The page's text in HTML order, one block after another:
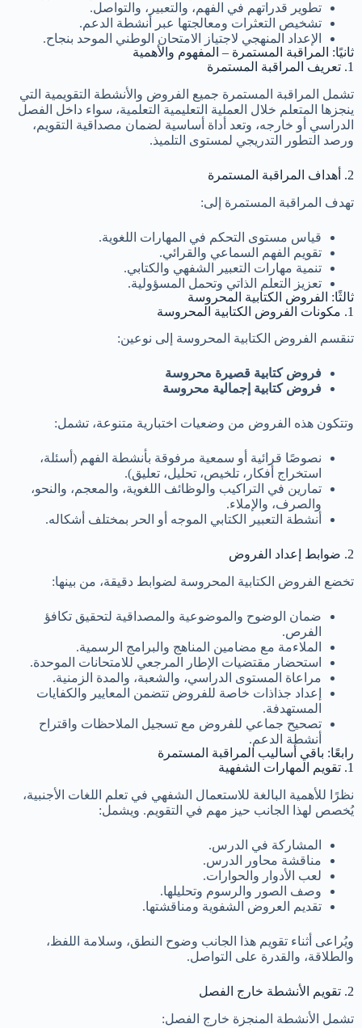
تطوير قدراتهم في الفهم، والتعبير، والتواصل.
تشخيص التعثرات ومعالجتها عبر أنشطة الدعم.
الإعداد المنهجي لاجتياز الامتحان الوطني الموحد بنجاح.
ثانيًا: المراقبة المستمرة – المفهوم والأهمية
1. تعريف المراقبة المستمرة
تشمل المراقبة المستمرة جميع الفروض والأنشطة التقويمية التي
ينجزها المتعلم خلال العملية التعليمية التعلمية، سواء داخل الفصل
الدراسي أو خارجه، وتعد أداة أساسية لضمان مصداقية التقويم،
ورصد التطور التدريجي لمستوى التلميذ.
2. أهداف المراقبة المستمرة
تهدف المراقبة المستمرة إلى:
قياس مستوى التحكم في المهارات اللغوية.
تقويم الفهم السماعي والقرائي.
تنمية مهارات التعبير الشفهي والكتابي.
تعزيز التعلم الذاتي وتحمل المسؤولية.
ثالثًا: الفروض الكتابية المحروسة
1. مكونات الفروض الكتابية المحروسة
تنقسم الفروض الكتابية المحروسة إلى نوعين:
فروض كتابية قصيرة محروسة
فروض كتابية إجمالية محروسة
وتتكون هذه الفروض من وضعيات اختبارية متنوعة، تشمل:
نصوصًا قرائية أو سمعية مرفوقة بأنشطة الفهم (أسئلة،
استخراج أفكار، تلخيص، تحليل، تعليق).
تمارين في التراكيب والوظائف اللغوية، والمعجم، والنحو،
والصرف، والإملاء.
أنشطة التعبير الكتابي الموجه أو الحر بمختلف أشكاله.
2. ضوابط إعداد الفروض
تخضع الفروض الكتابية المحروسة لضوابط دقيقة، من بينها:
ضمان الوضوح والموضوعية والمصداقية لتحقيق تكافؤ
الفرص.
الملاءمة مع مضامين المناهج والبرامج الرسمية.
استحضار مقتضيات الإطار المرجعي للامتحانات الموحدة.
مراعاة المستوى الدراسي، والشعبة، والمدة الزمنية.
إعداد جذاذات خاصة للفروض تتضمن المعايير والكفايات
المستهدفة.
تصحيح جماعي للفروض مع تسجيل الملاحظات واقتراح
أنشطة الدعم.
رابعًا: باقي أساليب المراقبة المستمرة
1. تقويم المهارات الشفهية
نظرًا للأهمية البالغة للاستعمال الشفهي في تعلم اللغات الأجنبية،
يُخصص لهذا الجانب حيز مهم في التقويم. ويشمل:
المشاركة في الدرس.
مناقشة محاور الدرس.
لعب الأدوار والحوارات.
وصف الصور والرسوم وتحليلها.
تقديم العروض الشفوية ومناقشتها.
ويُراعى أثناء تقويم هذا الجانب وضوح النطق، وسلامة اللفظ،
والطلاقة، والقدرة على التواصل.
2. تقويم الأنشطة خارج الفصل
تشمل الأنشطة المنجزة خارج الفصل: